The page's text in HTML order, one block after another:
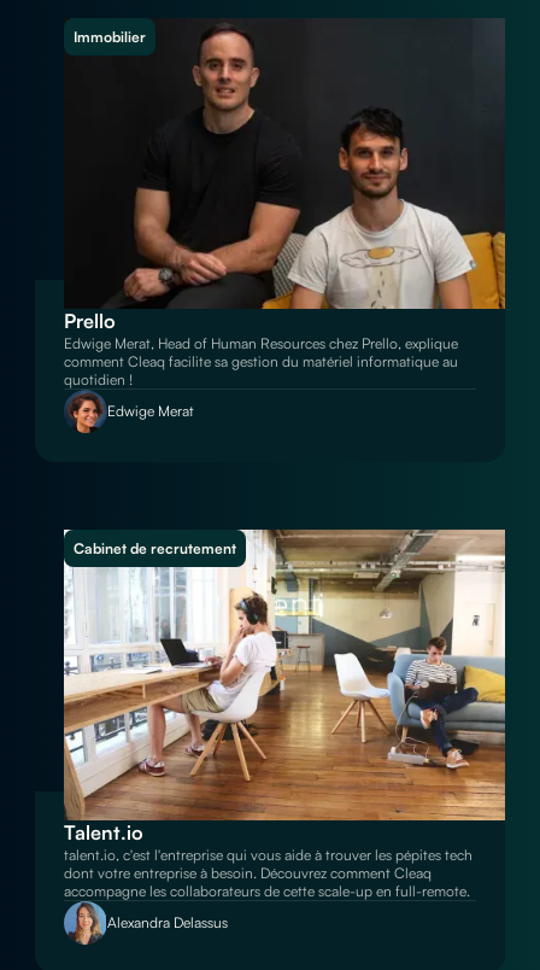
Immobilier
Prello
Edwige Merat, Head of Human Resources chez Prello, explique
comment Cleaq facilite sa gestion du matériel informatique au
quotidien !
Edwige Merat
Cabinet de recrutement
Talent.io
talent.io, c'est l'entreprise qui vous aide à trouver les pépites tech
dont votre entreprise à besoin. Découvrez comment Cleaq
accompagne les collaborateurs de cette scale-up en full-remote.
Alexandra Delassus